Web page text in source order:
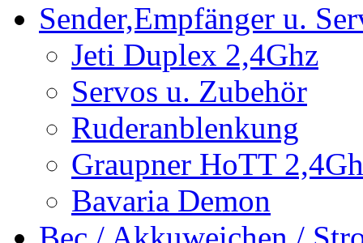
Sender,Empfänger u.
Jeti Duplex 2,4Ghz
Servos u. Zubehör
Ruderanblenkung
Graupner HoTT
Bavaria Demon